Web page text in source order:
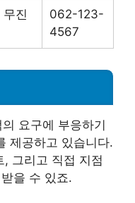
진
062-123-
4567
요구에 부응하기
제공하고 있습니다.
그리고 직접 지점
을 수 있죠.